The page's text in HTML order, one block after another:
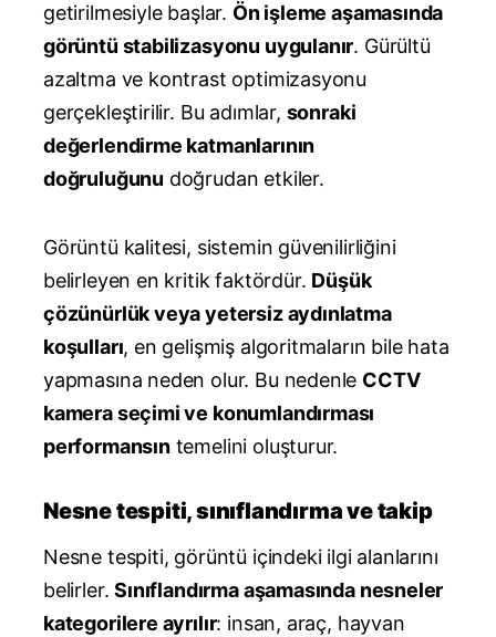
getirilmesiyle başlar. Ön işleme aşamasında
görüntü stabilizasyonu uygulanır. Gürültü
azaltma ve kontrast optimizasyonu
gerçekleştirilir. Bu adımlar, sonraki
değerlendirme katmanlarının
doğruluğunu doğrudan etkiler.
Görüntü kalitesi, sistemin güvenilirliğini
belirleyen en kritik faktördür. Düşük
çözünürlük veya yetersiz aydınlatma
koşulları, en gelişmiş algoritmaların bile hata
yapmasına neden olur. Bu nedenle CCTV
kamera seçimi ve konumlandırması
performansıntemelini oluşturur.
Nesne tespiti, sınıflandırma ve takip
Nesne tespiti, görüntü içindeki ilgi alanlarını
belirler.Sınıflandırma aşamasında nesneler
kategorilere ayrılır: insan, araç, hayvan